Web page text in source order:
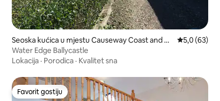
Seoska kućica u mjestu Causeway Coast and Gl
ens
Prosječna
5,0 (63)
Water Edge Ballycastle
Lokacija · Porodica · Kvalitet sna
Favorit gostiju
Favorit gostiju